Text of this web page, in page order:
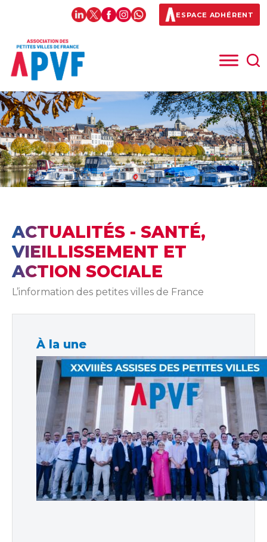
ESPACE ADHÉRENT
ACTUALITÉS - SANTÉ,
VIEILLISSEMENT ET
ACTION SOCIALE
L’information des petites villes de France
À la une